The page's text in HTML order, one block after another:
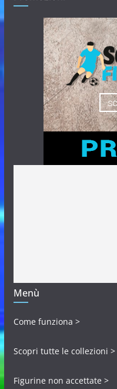
Menù
Come funziona >
Scopri tutte le collezioni >
Figurine non accettate >